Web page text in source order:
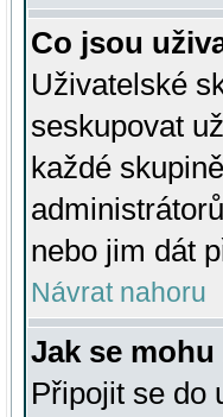
Co jsou
Uživatelské
seskupovat
každé
nebo jim dát
Návrat nahoru
Jak se
Připojit se do